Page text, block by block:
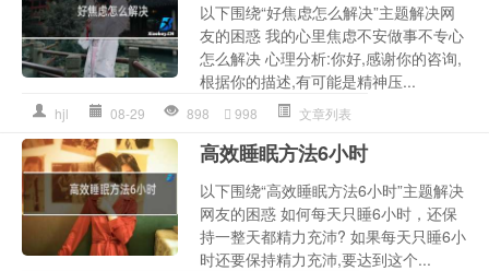
以下围绕“好焦虑怎么解决”主题解决网
友的困惑 我的心里焦虑不安做事不专心
怎么解决 心理分析:你好,感谢你的咨询,
根据你的描述,有可能是精神压...
hjl 08-29 898 998 文章列表
高效睡眠方法6小时
以下围绕“高效睡眠方法6小时”主题解决
网友的困惑 如何每天只睡6小时，还保
持一整天都精力充沛? 如果每天只睡6小
时还要保持精力充沛,要达到这个...